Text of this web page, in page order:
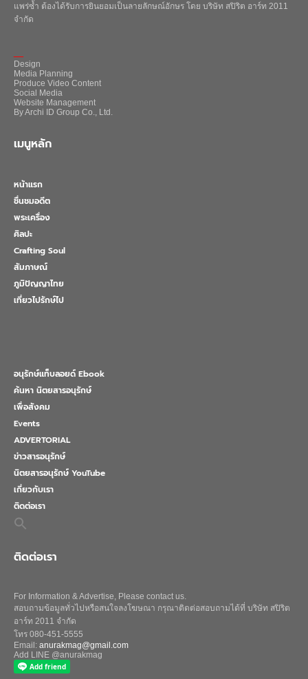
แพร่ซ้ำ ต้องได้รับการยินยอมเป็นลายลักษณ์อักษร โดย บริษัท สปิริต อาร์ท 2011
จำกัด
Design
Media Planning
Produce Video Content
Social Media
Website Management
By Archi ID Group Co., Ltd.
เมนูหลัก
หน้าแรก
ชื่นชมอดีต
พระเครื่อง
ศิลปะ
Crafting Soul
สัมภาษณ์
ภูมิปัญญาไทย
เที่ยวไปรักษ์ไป
อนุรักษ์แท็บลอยด์ Ebook
ค้นหา นิตยสารอนุรักษ์
เพื่อสังคม
Events
ADVERTORIAL
ข่าวสารอนุรักษ์
นิตยสารอนุรักษ์ YouTube
เกี่ยวกับเรา
ติดต่อเรา
Search
for:
ติดต่อเรา
For Information & Advertise, Please contact us.
สอบถามข้อมูลทั่วไปหรือสนใจลงโฆษณา กรุณาติดต่อสอบถามได้ที่ บริษัท สปิริต
อาร์ท 2011 จำกัด
โทร 080-451-5555
Email: anurakmag@gmail.com
Add LINE @anurakmag